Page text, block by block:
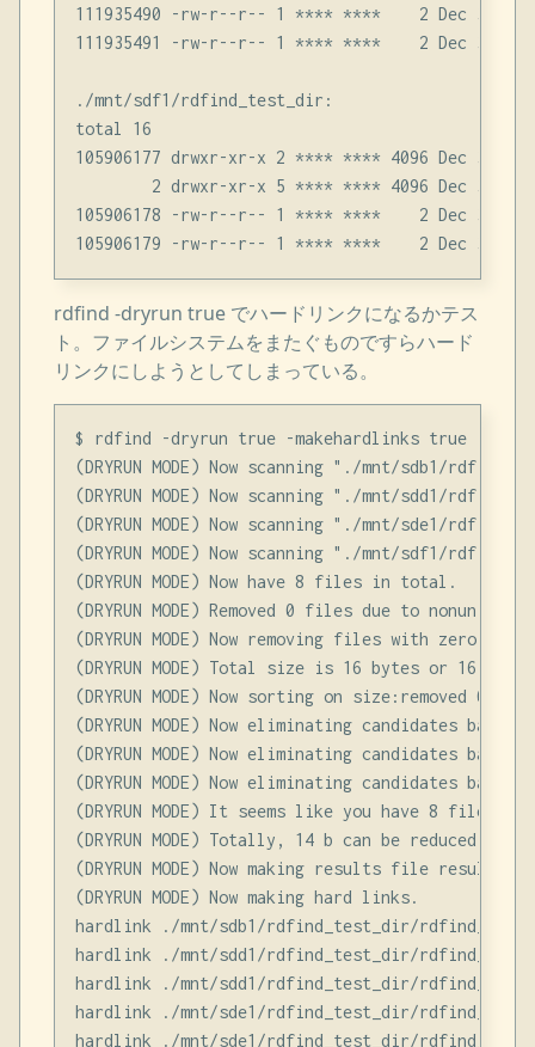
111935490 -rw-r--r-- 1 **** ****    2 Dec 31
111935491 -rw-r--r-- 1 **** ****    2 Dec 31
./mnt/sdf1/rdfind_test_dir:
total 16
105906177 drwxr-xr-x 2 **** **** 4096 Dec 31
2 drwxr-xr-x 5 **** **** 4096 Dec 31
105906178 -rw-r--r-- 1 **** ****    2 Dec 31
rdfind -dryrun true でハードリンクになるかテス
ト。ファイルシステムをまたぐものですらハード
リンクにしようとしてしまっている。
$ rdfind -dryrun true -makehardlinks true ./
(DRYRUN MODE) Now scanning "./mnt/sdb1/
(DRYRUN MODE) Now scanning "./mnt/sdd1/
(DRYRUN MODE) Now scanning "./mnt/sde1/
(DRYRUN MODE) Now scanning "./mnt/sdf1/
(DRYRUN MODE) Now have 8 files in total.
(DRYRUN MODE) Removed 0 files due to
(DRYRUN MODE) Now removing files with zero
(DRYRUN MODE) Total size is 16 bytes or 16 b
(DRYRUN MODE) Now sorting on
(DRYRUN MODE) Now eliminating candidates
(DRYRUN MODE) Now eliminating candidates
(DRYRUN MODE) Now eliminating candidates
(DRYRUN MODE) It seems like you have 8 files
(DRYRUN MODE) Totally, 14 b can be reduced.
(DRYRUN MODE) Now making results file
(DRYRUN MODE) Now making hard links.
hardlink ./mnt/sdb1/rdfind_test_dir/
hardlink ./mnt/sdd1/rdfind_test_dir/
hardlink ./mnt/sdd1/rdfind_test_dir/
hardlink ./mnt/sde1/rdfind_test_dir/
hardlink ./mnt/sde1/rdfind_test_dir/